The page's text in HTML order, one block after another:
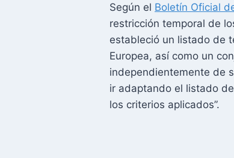
Según el Boletín Oficial
restricción temporal de
estableció un listado de
Europea, así como un
independientemente de
ir adaptando el listado
los criterios aplicados”.